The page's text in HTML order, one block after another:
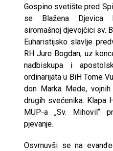
Gospino svetište pred
se Blažena Djevica
siromašnoj djevojčici sv.
Euharistijsko slavlje
RH Jure Bogdan, uz
nadbiskupa i
ordinarijata u BiH Tome
don Marka Mede,
drugih svećenika. Klapa
MUP-a „Sv. Mihovil“
pjevanje.
Osvrnuvši se na